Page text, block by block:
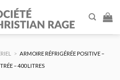
> ARMOIRE RÉFRIGÉRÉE POSITIVE –
– 400 LITRES